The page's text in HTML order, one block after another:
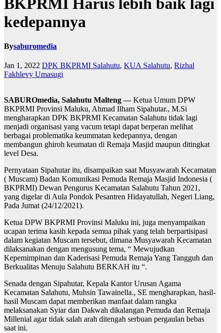
BKPRMI Harus lebih baik lagi
kedepannya
Bysaburomedia
Jan 1, 2022 DPK BKPRMI Salahutu, KUA Salahutu, Rizhal
Fakhlevy Umasugi
SABUROmedia, Salahutu Malteng —Ketua Umum DPW
BKPRMI Provinsi Maluku, Ahmad Ilham Sipahutar., M.Si
mengharapkan DPK BKPRMI Kecamatan Salahutu tidak lagi
menjadi organisasi yang vacum tetapi dapat berperan melihat
berbagai problematika keummatan kedepannya, dengan
membangun ghiroh keumatan di Remaja Masjid maupun ditingkat
level Desa.
Pernyataan Sipahutar itu, disampaikan saat Musyawarah Kecamatan
( Muscam) Badan Komunikasi Pemuda Remaja Masjid Indonesia (
BKPRMI) Dewan Pengurus Kecamatan Salahutu Tahun 2021,
yang digelar di Aula Pondok Pesantren Hidayatullah, Negeri Liang,
Pada Jumat (24/12/2021).
Ketua DPW BKPRMI Provinsi Maluku ini, juga menyampaikan
ucapan terima kasih kepada semua pihak yang telah berpartisipasi
dalam kegiatan Muscam tersebut, dimana Musyawarah Kecamatan
dilaksanakan dengan mengusung tema, “ Mewujudkan
Kepemimpinan dan Kaderisasi Pemuda Remaja Yang Tangguh dan
Berkualitas Menuju Salahutu BERKAH itu “.
Senada dengan Sipahutar, Kepala Kantor Urusan Agama
Kecamatan Salahutu, Muhsin Tawainella., SE mengharapkan, hasil-
hasil Muscam dapat memberikan manfaat dalam rangka
melaksanakan Syiar dan Dakwah dikalangan Pemuda dan Remaja
Millenial agar tidak salah arah ditengah serbuan pergaulan bebas
saat ini.